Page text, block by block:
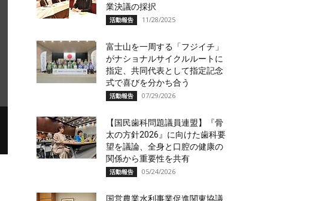
業決議の採択
活動報告 11/28/2025
富士山を一周する「フジイチ」
がナショナルサイクルルートに
指定、共同代表として指定記念
式で喜びを分かち合う
活動報告 07/29/2026
【国民歯科問題議員連盟】『骨
太の方針2026』に向けた歯科要
望を議論、全身と口腔の健康の
関係から重要性を共有
活動報告 05/24/2026
国営農業水利事業促進関東協議